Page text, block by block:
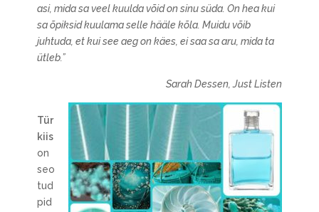
asi, mida sa veel kuulda võid on sinu süda. On hea kui
sa õpiksid kuulama selle hääle kõla. Muidu võib
juhtuda, et kui see aeg on käes, ei saa sa aru, mida ta
ütleb.”
Sarah Dessen, Just Listen
Tür
kiis
on
seo
tud
pid